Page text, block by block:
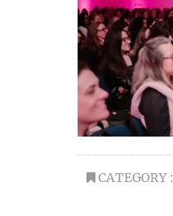
CATEGORY :